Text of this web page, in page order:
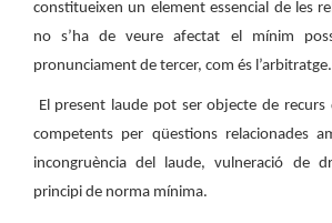
constitueixen un element essencial de les
no s’ha de veure afectat el mínim
pronunciament de tercer, com és l’arbitratge.
El present laude pot ser objecte de
competents per qüestions relacionades
incongruència del laude, vulneració de
principi de norma mínima.